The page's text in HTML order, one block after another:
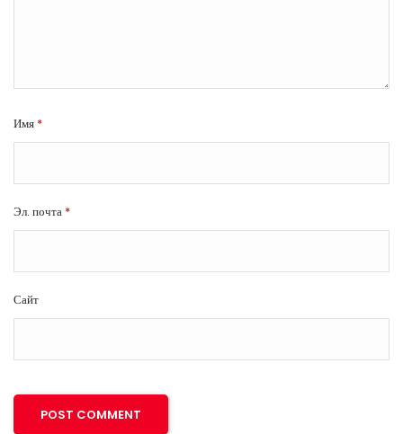
Имя *
Эл. почта *
Сайт